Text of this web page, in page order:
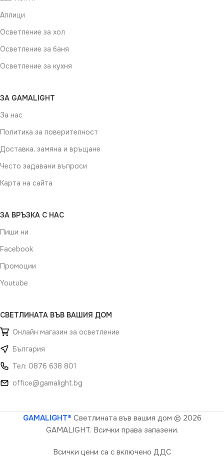
Аплици
Осветление за хол
Осветление за баня
Осветление за кухня
ЗА GAMALIGHT
За нас
Политика за поверителност
Доставка, замяна и връщане
Често задавани въпроси
Карта на сайта
ЗА ВРЪЗКА С НАС
Пиши ни
Facebook
Промоции
Youtube
СВЕТЛИНАТА ВЪВ ВАШИЯ ДОМ
Онлайн магазин за осветление
България
Тел: 0876 638 801
office@gamalight.bg
GAMALIGHT® Светлината във вашия дом © 2026
GAMALIGHT. Всички права запазени.
Всички цени са с включено ДДС